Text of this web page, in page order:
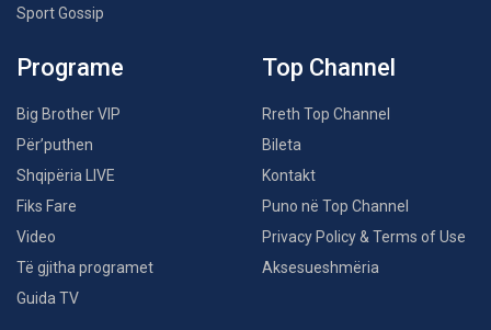
Sport Gossip
Programe
Big Brother VIP
Për’puthen
Shqipëria LIVE
Fiks Fare
Video
Të gjitha programet
Guida TV
Top Channel
Rreth Top Channel
Bileta
Kontakt
Puno në Top Channel
Privacy Policy & Terms of Use
Aksesueshmëria